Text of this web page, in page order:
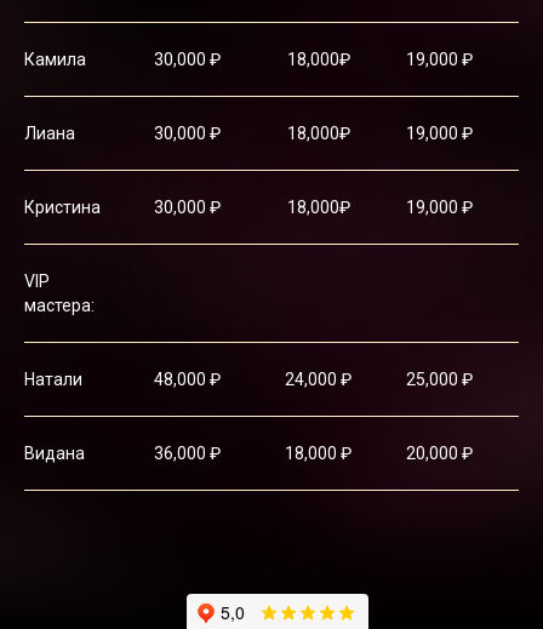
Камила 30,000 ₽ 18,000₽ 19,000 ₽
Лиана 30,000 ₽ 18,000₽ 19,000 ₽
Кристина 30,000 ₽ 18,000₽ 19,000 ₽
VIP
мастера:
Натали 48,000 ₽ 24,000 ₽ 25,000 ₽
Видана 36,000 ₽ 18,000 ₽ 20,000 ₽